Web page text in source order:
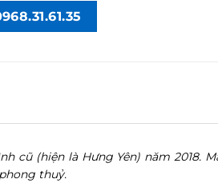
cũ (hiện là Hưng Yên) năm 2018.
thuỷ.